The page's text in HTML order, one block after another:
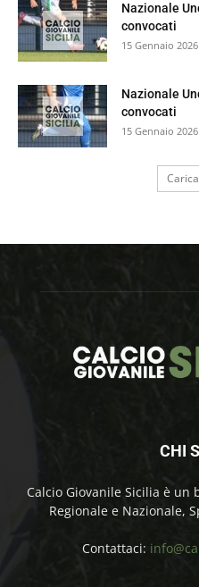
Nazionale
convocati
15 Gennaio 2026
Nazionale
convocati
15 Gennaio 2026
CHI
Calcio Giovanile Sicilia è un
Regionale e Nazionale,
Contattaci: